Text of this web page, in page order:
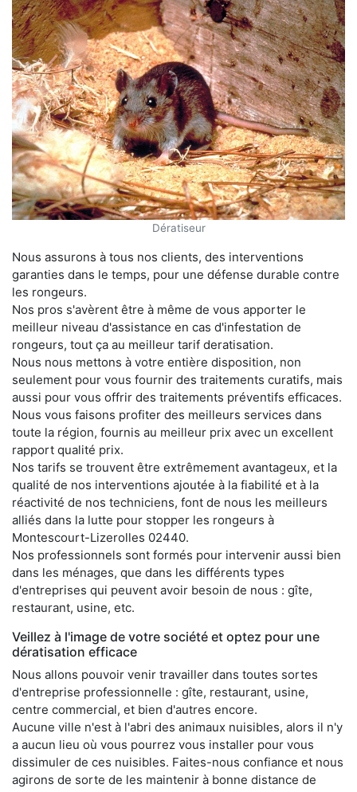
Dératiseur
Nous assurons à tous nos clients, des interventions
garanties dans le temps, pour une défense durable contre
les rongeurs.
Nos pros s'avèrent être à même de vous apporter le
meilleur niveau d'assistance en cas d'infestation de
rongeurs, tout ça au meilleur tarif deratisation.
Nous nous mettons à votre entière disposition, non
seulement pour vous fournir des traitements curatifs, mais
aussi pour vous offrir des traitements préventifs efficaces.
Nous vous faisons profiter des meilleurs services dans
toute la région, fournis au meilleur prix avec un excellent
rapport qualité prix.
Nos tarifs se trouvent être extrêmement avantageux, et la
qualité de nos interventions ajoutée à la fiabilité et à la
réactivité de nos techniciens, font de nous les meilleurs
alliés dans la lutte pour stopper les rongeurs à
Montescourt-Lizerolles 02440.
Nos professionnels sont formés pour intervenir aussi bien
dans les ménages, que dans les différents types
d'entreprises qui peuvent avoir besoin de nous : gîte,
restaurant, usine, etc.
Veillez à l'image de votre société et optez pour une
dératisation efficace
Nous allons pouvoir venir travailler dans toutes sortes
d'entreprise professionnelle : gîte, restaurant, usine,
centre commercial, et bien d'autres encore.
Aucune ville n'est à l'abri des animaux nuisibles, alors il n'y
a aucun lieu où vous pourrez vous installer pour vous
dissimuler de ces nuisibles. Faites-nous confiance et nous
agirons de sorte de les maintenir à bonne distance de